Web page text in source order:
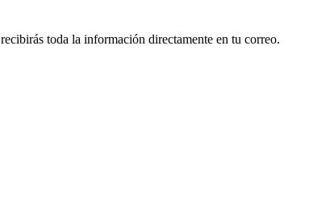
recibirás toda la información directamente en tu correo.